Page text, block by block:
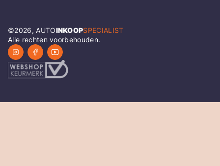
©2026, AUTOINKOOPSPECIALIST
Alle rechten voorbehouden.